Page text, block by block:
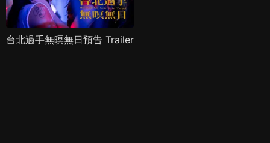
台北過手無暝無日預告 Trailer